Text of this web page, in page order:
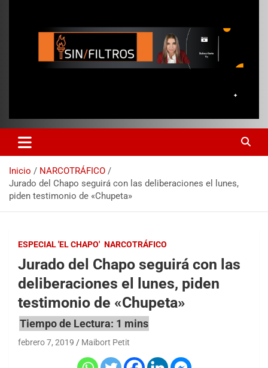
Inicio
NARCOTRÁFICO
Jurado del Chapo seguirá con las deliberaciones el lunes,
piden testimonio de «Chupeta»
ESPECIAL 'EL CHAPO' NARCOTRÁFICO
Jurado del Chapo seguirá con las
deliberaciones el lunes, piden
testimonio de «Chupeta»
febrero 7, 2019 Maibort Petit